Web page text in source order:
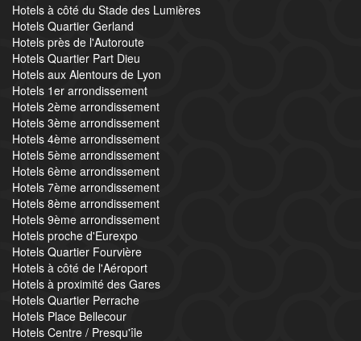
Hotels à côté du Stade des Lumières
Hotels Quartier Gerland
Hotels près de l'Autoroute
Hotels Quartier Part Dieu
Hotels aux Alentours de Lyon
Hotels 1er arrondissement
Hotels 2ème arrondissement
Hotels 3ème arrondissement
Hotels 4ème arrondissement
Hotels 5ème arrondissement
Hotels 6ème arrondissement
Hotels 7ème arrondissement
Hotels 8ème arrondissement
Hotels 9ème arrondissement
Hotels proche d'Eurexpo
Hotels Quartier Fourvière
Hotels à côté de l'Aéroport
Hotels à proximité des Gares
Hotels Quartier Perrache
Hotels Place Bellecour
Hotels Centre / Presqu'île